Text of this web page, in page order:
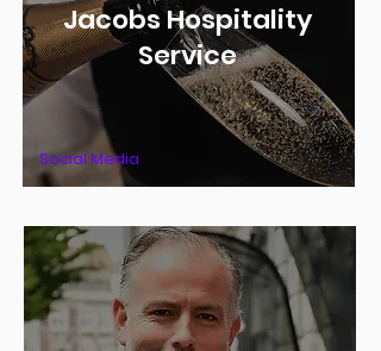
Jacobs Hospitality
Service
Social Media